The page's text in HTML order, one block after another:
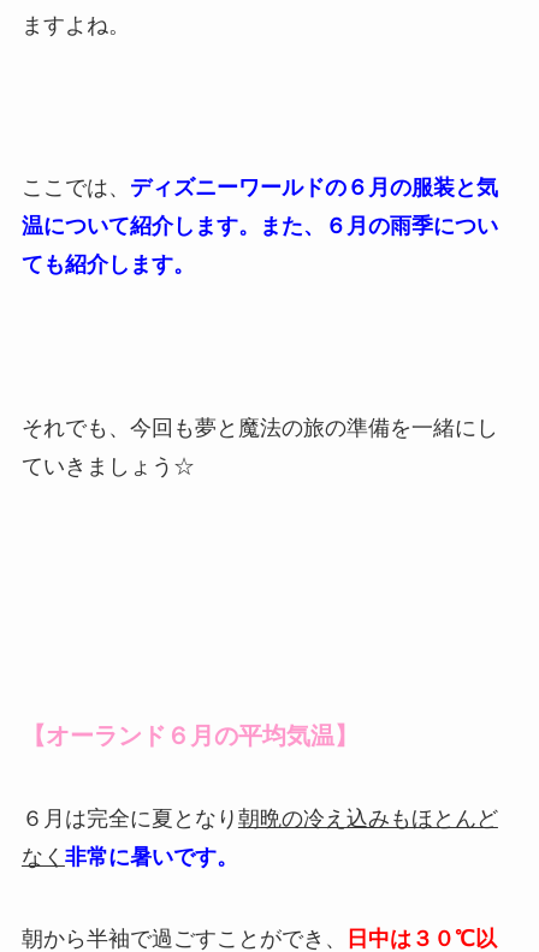
ますよね。
ここでは、 ディズニーワールドの６月の服装と気
温について紹介します。また、６月の雨季につい
ても紹介します。
それでも、今回も夢と魔法の旅の準備を一緒にし
ていきましょう☆
【オーランド６月の平均気温】
６月は完全に夏となり 朝晩の冷え込みもほとんど
なく 非常に暑いです。
朝から半袖で過ごすことができ、
日中は３０℃以